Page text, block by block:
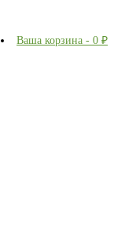
Ваша корзина - 0 ₽